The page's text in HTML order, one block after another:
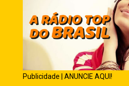
Publicidade | ANUNCIE AQUI!